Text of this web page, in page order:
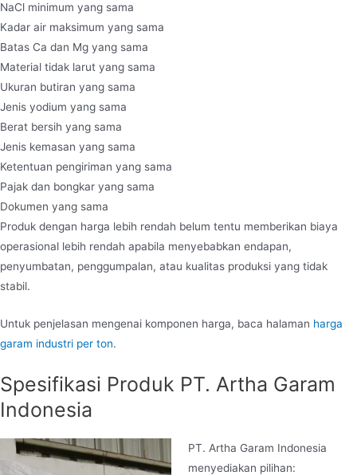
NaCl minimum yang sama
Kadar air maksimum yang sama
Batas Ca dan Mg yang sama
Material tidak larut yang sama
Ukuran butiran yang sama
Jenis yodium yang sama
Berat bersih yang sama
Jenis kemasan yang sama
Ketentuan pengiriman yang sama
Pajak dan bongkar yang sama
Dokumen yang sama
Produk dengan harga lebih rendah belum tentu memberikan biaya
operasional lebih rendah apabila menyebabkan endapan,
penyumbatan, penggumpalan, atau kualitas produksi yang tidak
stabil.
Untuk penjelasan mengenai komponen harga, baca halaman harga
garam industri per ton.
Spesifikasi Produk PT. Artha Garam
Indonesia
PT. Artha Garam Indonesia
menyediakan pilihan: